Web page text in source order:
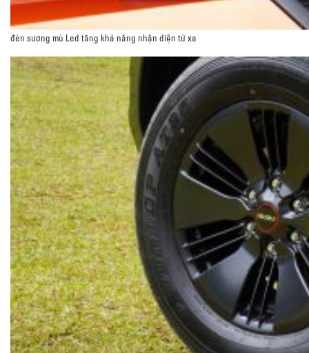
đèn sương mù Led tăng khả năng nhận diện từ xa